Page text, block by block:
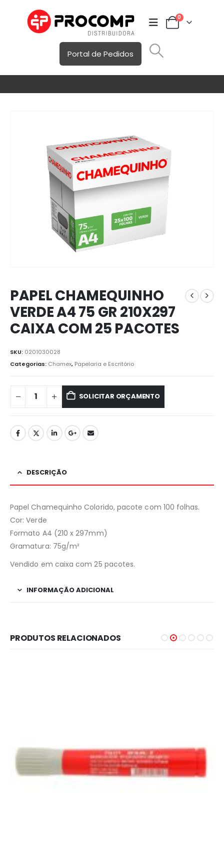
0
Portal de Pedidos
PAPEL CHAMEQUINHO
VERDE A4 75 GR 210X297
CAIXA COM 25 PACOTES
SKU: 0201030028
Categorias: Chamex, Papelaria e Escritório
SOLICITAR ORÇAMENTO
DESCRIÇÃO
Papel Chamequinho Colorido, pacote com 100 folhas.
Cor: Verde
Formato A4 (210 x 297mm)
Gramatura: 75g/m²
Vendido em caixa com 25 pacotes.
INFORMAÇÃO ADICIONAL
PRODUTOS RELACIONADOS